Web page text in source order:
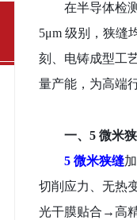
在半导体检
5μm 级别，狭缝
刻、电铸成型工
量产能，为高端
一、5 微米
5 微米狭缝
切削应力、无热
光干膜贴合→高